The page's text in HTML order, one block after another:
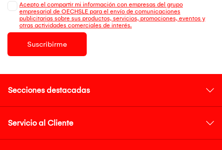
Acepto el compartir mi información con empresas del grupo
empresarial de OECHSLE para el envío de comunicaciones
publicitarias sobre sus productos, servicios, promociones, eventos y
otras actividades comerciales de interés.
Suscribirme
Secciones destacadas
Servicio al Cliente